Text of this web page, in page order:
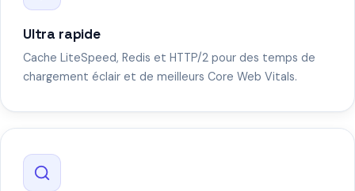
Ultra rapide
Cache LiteSpeed, Redis et HTTP/2 pour des temps de
chargement éclair et de meilleurs Core Web Vitals.